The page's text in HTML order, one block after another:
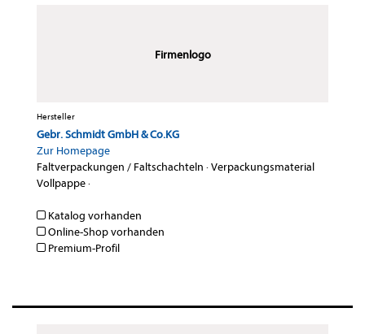
Firmenlogo
Hersteller
Gebr. Schmidt GmbH & Co.KG
Zur Homepage
Faltverpackungen / Faltschachteln ·Verpackungsmaterial
Vollpappe·
Katalog vorhanden
Online-Shop vorhanden
Premium-Profil